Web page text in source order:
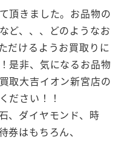
頂きました。お品物の
ど、、、どのようなお
だけるようお買取りに
是非、気になるお品物
取大吉イオン新宮店の
ださい！！
、ダイヤモンド、時
券はもちろん、